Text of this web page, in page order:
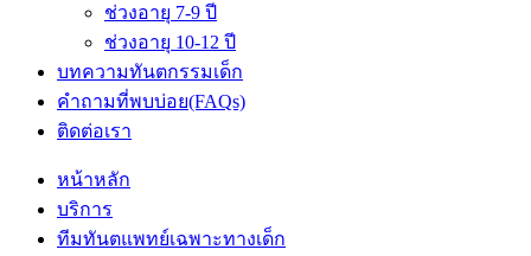
ช่วงอายุ 7-9 ปี
ช่วงอายุ 10-12 ปี
บทความทันตกรรมเด็ก
คำถามที่พบบ่อย(FAQs)
ติดต่อเรา
หน้าหลัก
บริการ
ทีมทันตแพทย์เฉพาะทางเด็ก